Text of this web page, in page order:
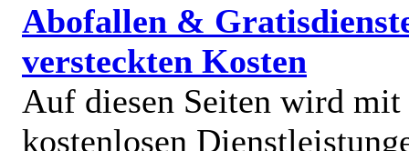
Abofallen &
versteckten Kosten
Auf diesen Seiten wird mit
kostenlosen